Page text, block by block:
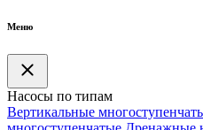
Меню
Насосы по типам
Вертикальные